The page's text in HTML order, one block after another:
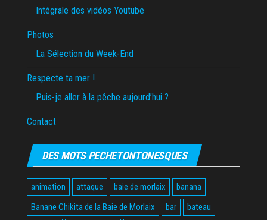
Intégrale des vidéos Youtube
Photos
La Sélection du Week-End
Respecte ta mer !
Puis-je aller à la pêche aujourd’hui ?
Contact
DES MOTS PECHETONTONESQUES
animation attaque baie de morlaix
banana
Banane Chikita de la Baie de Morlaix
bar
bateau